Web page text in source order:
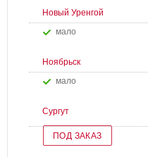
Новый Уренгой
Мало
Ноябрьск
Мало
Сургут
ПОД ЗАКАЗ